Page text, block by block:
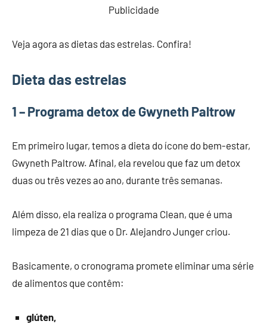
Publicidade
Veja agora as dietas das estrelas. Confira!
Dieta das estrelas
1 – Programa detox de Gwyneth Paltrow
Em primeiro lugar, temos a dieta do ícone do bem-estar,
Gwyneth Paltrow. Afinal, ela revelou que faz um detox
duas ou três vezes ao ano, durante três semanas.
Além disso, ela realiza o programa Clean, que é uma
limpeza de 21 dias que o Dr. Alejandro Junger criou.
Basicamente, o cronograma promete eliminar uma série
de alimentos que contêm:
glúten,